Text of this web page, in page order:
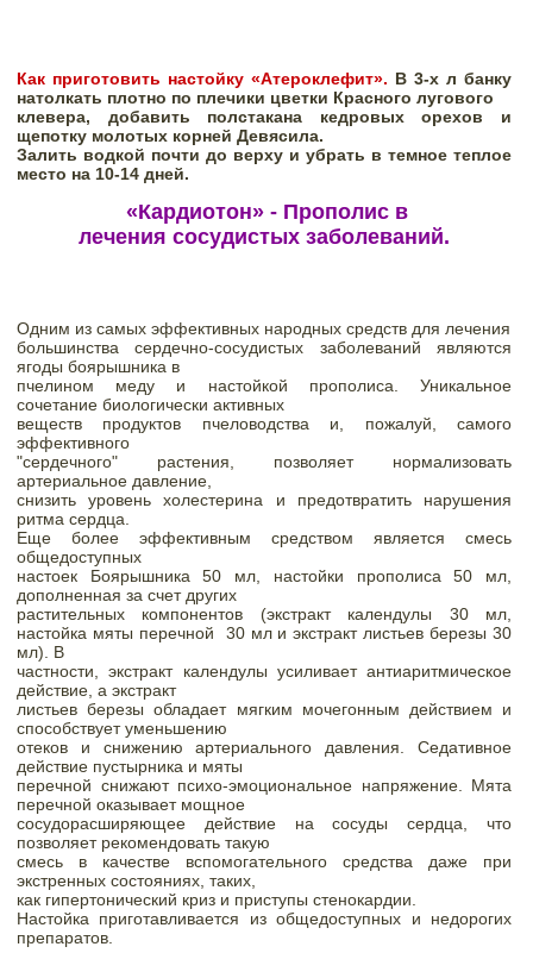
Как приготовить настойку «Атероклефит». В 3-х л банку
натолкать плотно по плечики цветки Красного лугового
клевера, добавить полстакана кедровых орехов и
щепотку молотых корней Девясила.
Залить водкой почти до верху и убрать в темное теплое
место на 10-14 дней.
«Кардиотон» - Прополис в
лечения сосудистых заболеваний.
Одним из самых эффективных народных средств для лечения
большинства сердечно-сосудистых заболеваний являются
ягоды боярышника в
пчелином меду и настойкой прополиса. Уникальное
веществ продуктов пчеловодства и, пожалуй, самого
эффективного
"сердечного" растения, позволяет нормализовать
артериальное давление,
снизить уровень холестерина и предотвратить нарушения
ритма сердца.
Еще более эффективным средством является смесь
общедоступных
настоек Боярышника 50 мл, настойки прополиса 50 мл,
дополненная за счет других
растительных компонентов (экстракт календулы 30 мл,
настойка мяты перечной
30 мл и экстракт листьев березы 30
мл). В
частности, экстракт календулы усиливает антиаритмическое
действие, а экстракт
листьев березы обладает мягким мочегонным действием и
способствует уменьшению
отеков и снижению артериального давления. Седативное
действие пустырника и мяты
перечной снижают психо-эмоциональное напряжение. Мята
перечной оказывает мощное
сосудорасширяющее действие на сосуды сердца, что
позволяет рекомендовать такую
смесь в качестве вспомогательного средства даже при
экстренных состояниях, таких,
как гипертонический криз и приступы стенокардии.
Настойка приготавливается из общедоступных и недорогих
препаратов.